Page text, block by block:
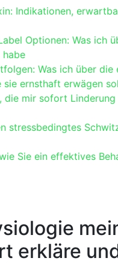
⁣Indikationen,
Optionen:‍ Was ich
habe
Was⁣ ich über⁢
ernsthaft erwägen​
⁤mir sofort
​stressbedingtes
Sie ein‍ effektives
erkläre